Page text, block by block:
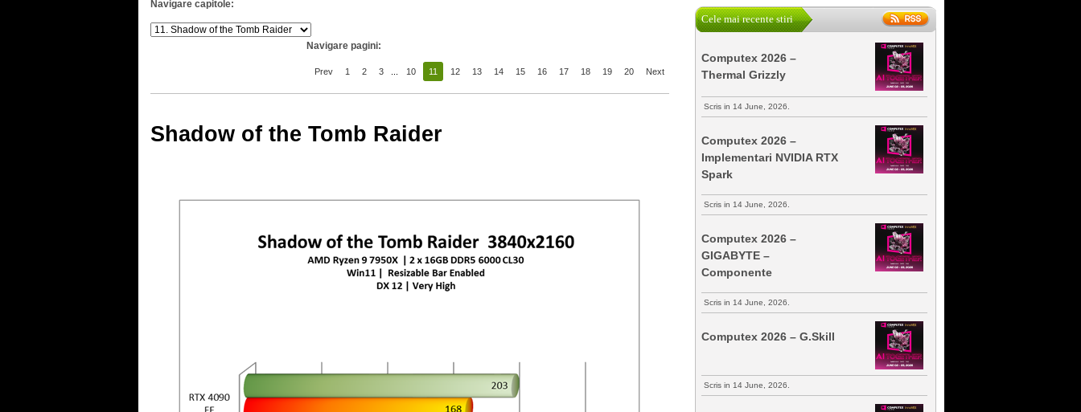
Navigare capitole:
Navigare pagini:
Prev 1 2 3 10 11 12 13 14 15 16 17 18 19 20 Next
Shadow of the Tomb Raider
Cele mai recente stiri
Computex 2026 –
Thermal Grizzly
Scris in 14 June, 2026.
Computex 2026 –
Implementari NVIDIA RTX
Spark
Scris in 14 June, 2026.
Computex 2026 –
GIGABYTE –
Componente
Scris in 14 June, 2026.
Computex 2026 – G.Skill
Scris in 14 June, 2026.